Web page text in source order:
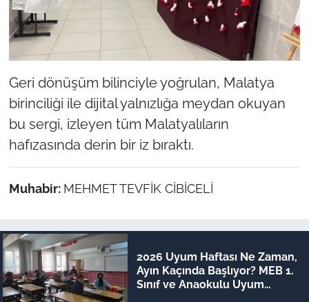
Geri dönüşüm bilinciyle yoğrulan, Malatya
birinciliği ile dijital yalnızlığa meydan okuyan
bu sergi, izleyen tüm Malatyalıların
hafızasında derin bir iz bıraktı.
Muhabir: MEHMET TEVFİK CİBİCELİ
2026 Uyum Haftası Ne Zaman,
Ayın Kaçında Başlıyor? MEB 1.
Sınıf ve Anaokulu Uyum